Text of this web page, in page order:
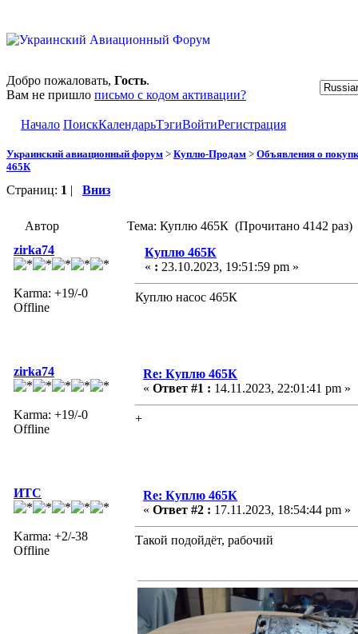
Добро пожаловать, Гость.
Вам не пришло письмо с кодом активации?
Начало ПоискКалендарьТэгиВойтиРегистрация
Украинский авиационный форум > Куплю-Продам > Объявления о
465К
Страниц: 1 | Вниз
Автор
Тема: Куплю 465К (Прочитано 4142 раз)
zirka74
Karma: +19/-0
Offline
Куплю 465К
« : 23.10.2023, 19:51:59 pm »
Куплю насос 465К
zirka74
Karma: +19/-0
Offline
Re: Куплю 465К
« Ответ #1 : 14.11.2023, 22:01:41 pm »
+
ИТС
Karma: +2/-38
Offline
Re: Куплю 465К
« Ответ #2 : 17.11.2023, 18:54:44 pm »
Такой подойдёт, рабочий